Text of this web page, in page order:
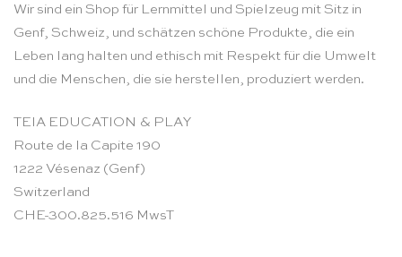
Wir sind ein Shop für Lernmittel und Spielzeug mit Sitz in
Genf, Schweiz, und schätzen schöne Produkte, die ein
Leben lang halten und ethisch mit Respekt für die Umwelt
und die Menschen, die sie herstellen, produziert werden.
TEIA EDUCATION & PLAY
Route de la Capite 190
1222 Vésenaz (Genf)
Switzerland
CHE-300.825.516 MwsT